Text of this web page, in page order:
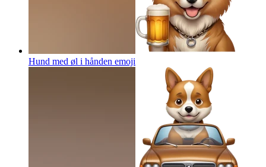
Hund med øl i hånden emoji